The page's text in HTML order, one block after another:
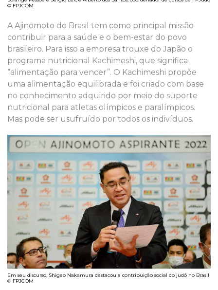
© FPJCOM
A Ajinomoto do Brasil tem como principal missão
contribuir para a saúde e o bem-estar do povo
brasileiro. Para isso a empresa trouxe do Japão o
programa nutricional Kachimeshi, que significa
“alimentação para vencer”. O Kachimeshi propõe
uma alimentação equilibrada e foi criado com base
no conhecimento adquirido por meio do suporte
nutricional para atletas olímpicos e paralímpicos.
Mas pode ser usufruído por todos os indivíduos.
Em seu discurso, Shigeo Nakamura destacou a contribuição social do judô no Brasil
© FPJCOM